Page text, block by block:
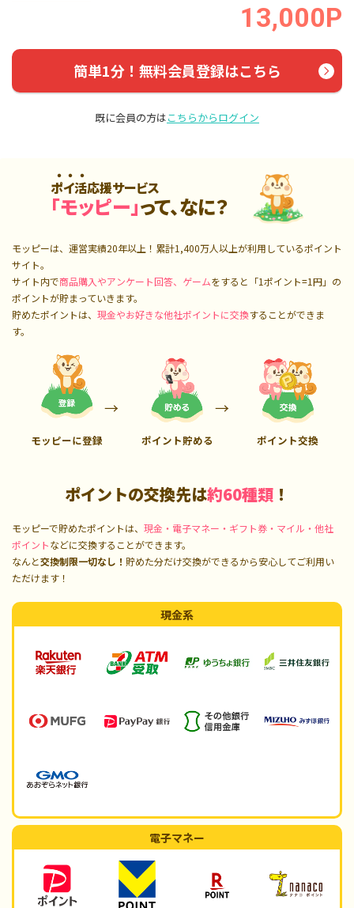
13,000P
簡単1分！無料会員登録はこちら
既に会員の方はこちらからログイン
ポイ活応援サービス
「モッピー」って、なに？
モッピーは、運営実績20年以上！累計1,400万人以上が利用しているポイント
サイト。
サイト内で商品購入やアンケート回答、ゲームをすると「1ポイント=1円」の
ポイントが貯まっていきます。
貯めたポイントは、 現金やお好きな他社ポイントに交換することができま
す。
モッピーに登録 ポイント貯める ポイント交換
ポイントの交換先は約60種類 ！
モッピーで貯めたポイントは、 現金・電子マネー・ギフト券・マイル・他社
ポイントなどに交換することができます。
なんと交換制限一切なし！ 貯めた分だけ交換ができるから安心してご利用い
ただけます！
現金系
電子マネー